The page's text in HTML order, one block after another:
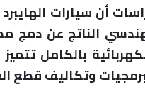
أن سيارات
الناتج عن دمج
بالكامل
وتكاليف قطع